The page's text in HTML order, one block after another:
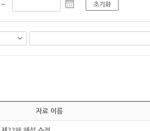
~ 초기화
자료 이름